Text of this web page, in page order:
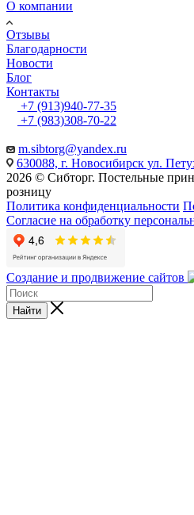
О компании
Отзывы
Благодарности
Новости
Блог
Контакты
+7 (913)940-77-35
+7 (983)308-70-22
m.sibtorg@yandex.ru
630088, г. Новосибирск ул.
2026 © Сибторг. Постельные
розницу
Политика конфиденциальности
Согласие на обработку
Создание и продвижение сайтов
Найти